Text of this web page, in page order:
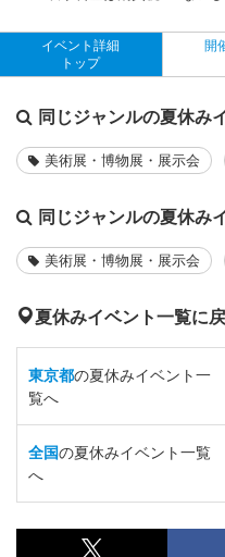
イベント詳細
トップ
開
同じジャンルの夏休み
美術展・博物展・展示会
同じジャンルの夏休み
美術展・博物展・展示会
夏休みイベント一覧に
東京都の夏休みイベント一
覧へ
全国の夏休みイベント一覧
へ